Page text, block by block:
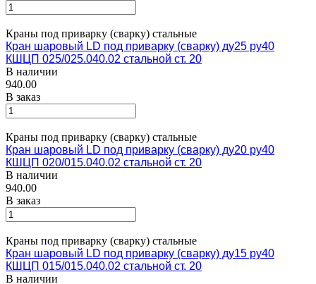
Краны под приварку (сварку) стальные
Кран шаровый LD под приварку (сварку) ду25 ру40
КШЦП 025/025.040.02 стальной ст. 20
В наличии
940.00
В заказ
Краны под приварку (сварку) стальные
Кран шаровый LD под приварку (сварку) ду20 ру40
КШЦП 020/015.040.02 стальной ст. 20
В наличии
940.00
В заказ
Краны под приварку (сварку) стальные
Кран шаровый LD под приварку (сварку) ду15 ру40
КШЦП 015/015.040.02 стальной ст. 20
В наличии